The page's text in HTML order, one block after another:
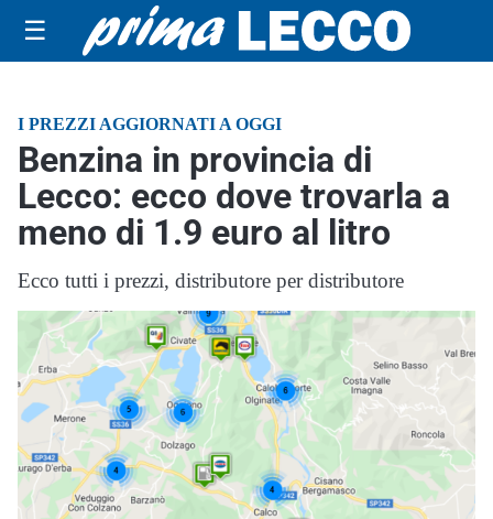
☰
I PREZZI AGGIORNATI A OGGI
Benzina in provincia di
Lecco: ecco dove trovarla a
meno di 1.9 euro al litro
Ecco tutti i prezzi, distributore per distributore